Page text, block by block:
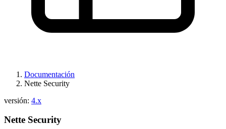
Documentación
Nette Security
versión: 4.x
Nette Security